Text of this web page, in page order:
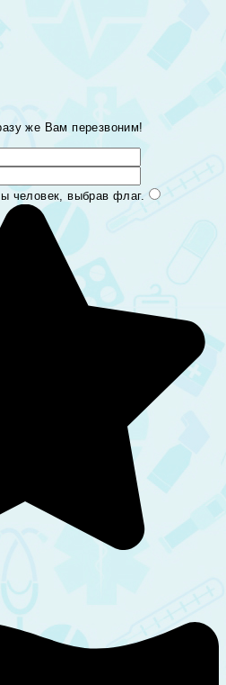
же Вам перезвоним!
человек, выбрав флаг.